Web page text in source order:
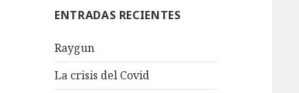
ENTRADAS RECIENTES
Raygun
La crisis del Covid